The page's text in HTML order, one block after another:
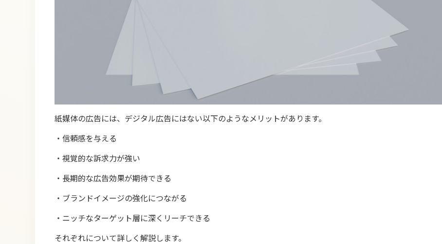
紙媒体の広告には、デジタル広告にはない以下のようなメリットがあります。
・信頼感を与える
・視覚的な訴求力が強い
・長期的な広告効果が期待できる
・ブランドイメージの強化につながる
・ニッチなターゲット層に深くリーチできる
それぞれについて詳しく解説します。